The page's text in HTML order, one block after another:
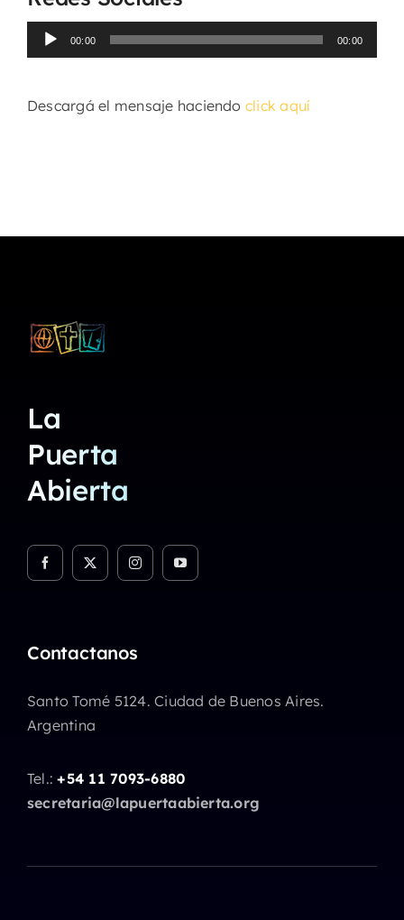
Reproductor
de
00:00 00:00
Descargá el mensaje haciendo click aquí
La
Puerta
Abierta
Contactanos
Santo Tomé 5124. Ciudad de Buenos Aires.
Argentina
Tel.:+54 11 7093-6880
secretaria@lapuertaabierta.org